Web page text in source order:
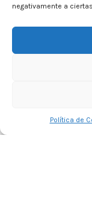
negativamente a
Política de